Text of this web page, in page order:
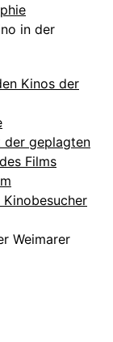
in der
Kinos der
der geplagten
Films
Weimarer